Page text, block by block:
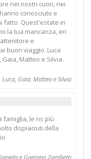
nei nostri cuori, nei
conosciuto e
fatto. Quest'estate in
la tua mancanza, eri
e
buon viaggio. Luca
Matteo e Silvia.
Luca, Gaia, Matteo e Silvia
famiglia, le ns più
dispiaciuti della
e Gaetano Zambetti